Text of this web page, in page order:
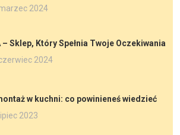
2024
– Sklep, Który Spełnia Twoje Oczekiwania
2024
w kuchni: co powinieneś wiedzieć
2023